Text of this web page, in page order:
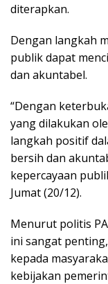
diterapkan.
Dengan langkah
publik dapat
dan akuntabel.
“Dengan
yang dilakukan
langkah positif
bersih dan
kepercayaan
Jumat (20/12).
Menurut politis
ini sangat
kepada
kebijakan